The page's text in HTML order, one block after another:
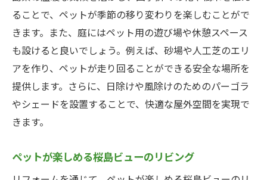
ペットのストレスを軽減するための専用ス
ペース
ペットの健康を守る室内環境の整え方
ペットの動線を考慮したリフォームプラン
ペット専用の収納スペースとケアゾーン
鹿児島県の気候を活かしたペット用リフォーム
アイデア
湿気対策を考慮したペット用リフォーム
ることで、ペットが季節の移り変わりを楽しむことがで
きます。また、庭にはペット用の遊び場や休憩スペース
も設けると良いでしょう。例えば、砂場や人工芝のエリ
アを作り、ペットが走り回ることができる安全な場所を
提供します。さらに、日除けや風除けのためのパーゴラ
やシェードを設置することで、快適な屋外空間を実現で
きます。
ペットが楽しめる桜島ビューのリビング